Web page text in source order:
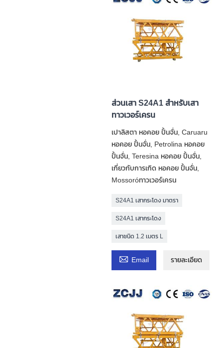
ส่วนเสา S24A1 สำหรับเสา
ทาวเวอร์เครน
เปาลิสตา หอคอย ปั้นจั่น, Caruaru
หอคอย ปั้นจั่น, Petrolina หอคอย
ปั้นจั่น, Teresina หอคอย ปั้นจั่น,
เกี่ยวกับการเกิด หอคอย ปั้นจั่น,
Mossoróทาวเวอร์เครน
S24A1 เสากระโดง มาตรา
S24A1 เสากระโดง
เสาชนิด 1.2 เมตร L
 Email รายละเอียด